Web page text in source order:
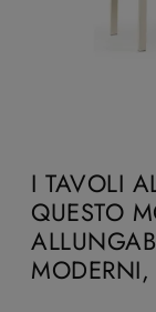
I TAVOLI
QUESTO